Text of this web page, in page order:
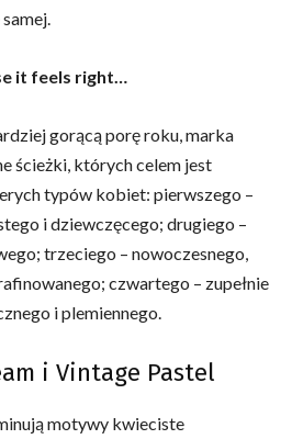
it feels right…
gorącą porę roku, marka
ścieżki, których celem jest
typów kobiet: pierwszego –
i dziewczęcego; drugiego –
trzeciego – nowoczesnego,
czwartego – zupełnie
i plemiennego.
i Vintage Pastel
motywy kwieciste